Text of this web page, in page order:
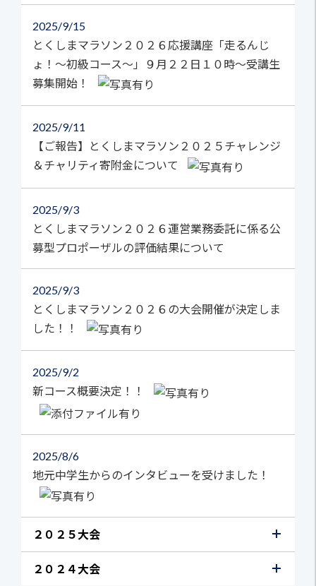
2025 9/15
とくしまマラソン２０２６応援講座「走るんじ
ょ！～初級コース～」９月２２日１０時～受講生
募集開始！
2025 9/11
【ご報告】とくしまマラソン２０２５チャレンジ
＆チャリティ寄附金について
2025 9/3
とくしまマラソン２０２６運営業務委託に係る公
募型プロポーザルの評価結果について
2025 9/3
とくしまマラソン２０２６の大会開催が決定しま
した！！
2025 9/2
新コース概要決定！！
2025 8/6
地元中学生からのインタビューを受けました！
２０２５大会
２０２４大会